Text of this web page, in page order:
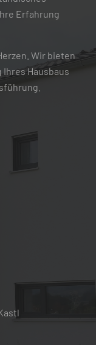
Erfahrung
Wir bieten
Hausbaus